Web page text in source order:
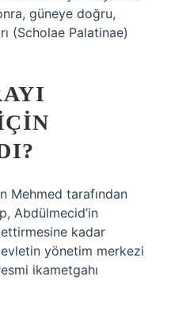
güneye doğru,
(Scholae Palatinae)
Mehmed tarafından
Abdülmecid’in
ettirmesine kadar
yönetim merkezi
ikametgahı